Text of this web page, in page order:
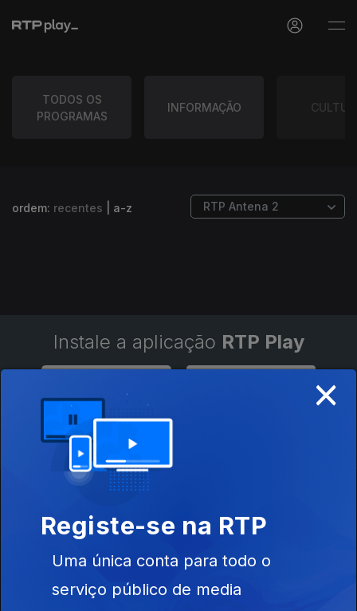
TODOS OS
PROGRAMAS
INFORMAÇÃO
ordem: recentes a-z
Instale a aplicação RTP Play
Disponível para iOS, Android, Apple TV, Android TV e
×
Registe-se na RTP
Uma única conta para todo o
serviço público de media